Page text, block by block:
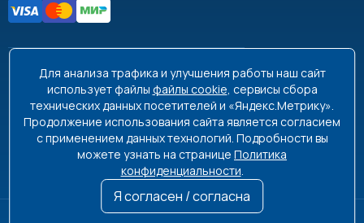
8 495 663-99-48
8 800 350-99-08
info@poolplanet.ru
г. Москва, проспект Мира, д. 61
Пн-Пт 9:00-18:00 Сб-Вс выходной
Для анализа трафика и улучшения работы наш сайт
использует файлы файлы cookie, сервисы сбора
технических данных посетителей и «Яндекс.Метрику».
Продолжение использования сайта является согласием
с применением данных технологий. Подробности вы
можете узнать на странице Политика
конфиденциальности.
Я согласен / согласна